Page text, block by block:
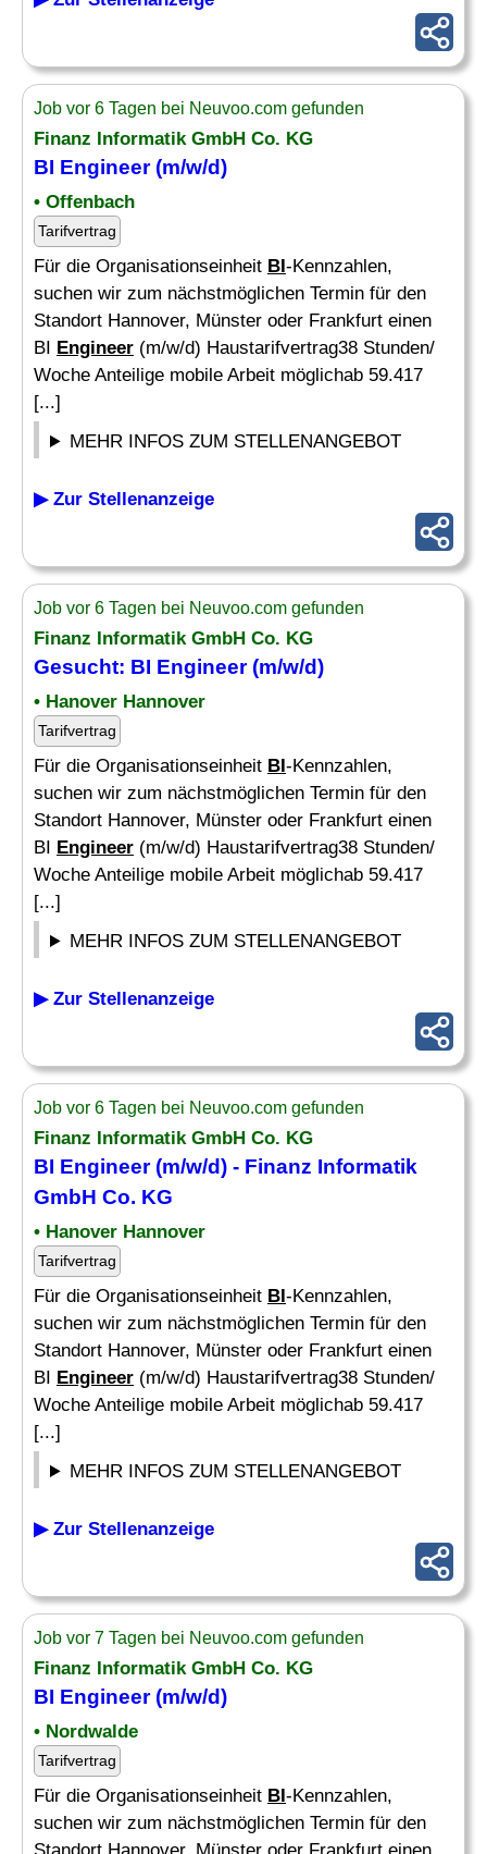
Job vor 6 Tagen bei Neuvoo.com gefunden
Finanz Informatik GmbH Co. KG
BI Engineer(m/w/d)
• Offenbach
Tarifvertrag
Für die Organisationseinheit BI-Kennzahlen,
suchen wir zum nächstmöglichen Termin für den
Standort Hannover, Münster oder Frankfurt einen
BI Engineer (m/w/d) Haustarifvertrag38 Stunden/
Woche Anteilige mobile Arbeit möglichab 59.417
[...]
MEHR INFOS ZUM STELLENANGEBOT
▶ Zur Stellenanzeige
Job vor 6 Tagen bei Neuvoo.com gefunden
Finanz Informatik GmbH Co. KG
Gesucht: BI Engineer(m/w/d)
• Hanover Hannover
Tarifvertrag
Für die Organisationseinheit BI-Kennzahlen,
suchen wir zum nächstmöglichen Termin für den
Standort Hannover, Münster oder Frankfurt einen
BI Engineer (m/w/d) Haustarifvertrag38 Stunden/
Woche Anteilige mobile Arbeit möglichab 59.417
[...]
MEHR INFOS ZUM STELLENANGEBOT
▶ Zur Stellenanzeige
Job vor 6 Tagen bei Neuvoo.com gefunden
Finanz Informatik GmbH Co. KG
BI Engineer(m/w/d) - Finanz Informatik
GmbH Co. KG
• Hanover Hannover
Tarifvertrag
Für die Organisationseinheit BI-Kennzahlen,
suchen wir zum nächstmöglichen Termin für den
Standort Hannover, Münster oder Frankfurt einen
BI Engineer (m/w/d) Haustarifvertrag38 Stunden/
Woche Anteilige mobile Arbeit möglichab 59.417
[...]
MEHR INFOS ZUM STELLENANGEBOT
▶ Zur Stellenanzeige
Job vor 7 Tagen bei Neuvoo.com gefunden
Finanz Informatik GmbH Co. KG
BI Engineer(m/w/d)
• Nordwalde
Tarifvertrag
Für die Organisationseinheit BI-Kennzahlen,
suchen wir zum nächstmöglichen Termin für den